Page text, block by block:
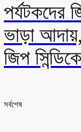
পর্যটকদের
ভাড়া
জিপ
সর্বশেষ